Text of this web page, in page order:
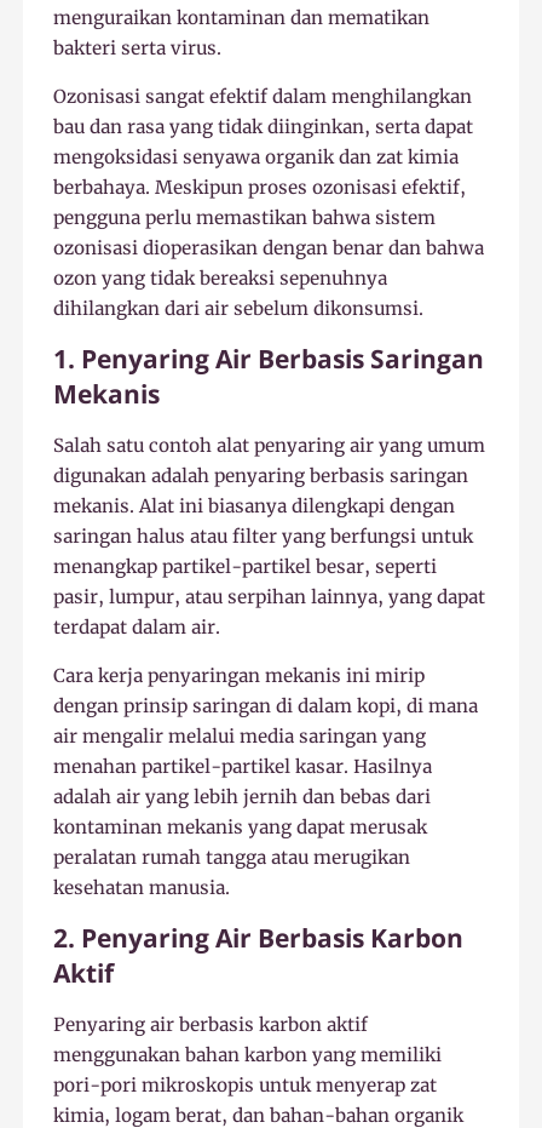
menguraikan kontaminan dan mematikan
bakteri serta virus.
Ozonisasi sangat efektif dalam menghilangkan
bau dan rasa yang tidak diinginkan, serta dapat
mengoksidasi senyawa organik dan zat kimia
berbahaya. Meskipun proses ozonisasi efektif,
pengguna perlu memastikan bahwa sistem
ozonisasi dioperasikan dengan benar dan bahwa
ozon yang tidak bereaksi sepenuhnya
dihilangkan dari air sebelum dikonsumsi.
1. Penyaring Air Berbasis Saringan
Mekanis
Salah satu contoh alat penyaring air yang umum
digunakan adalah penyaring berbasis saringan
mekanis. Alat ini biasanya dilengkapi dengan
saringan halus atau filter yang berfungsi untuk
menangkap partikel-partikel besar, seperti
pasir, lumpur, atau serpihan lainnya, yang dapat
terdapat dalam air.
Cara kerja penyaringan mekanis ini mirip
dengan prinsip saringan di dalam kopi, di mana
air mengalir melalui media saringan yang
menahan partikel-partikel kasar. Hasilnya
adalah air yang lebih jernih dan bebas dari
kontaminan mekanis yang dapat merusak
peralatan rumah tangga atau merugikan
kesehatan manusia.
2. Penyaring Air Berbasis Karbon
Aktif
Penyaring air berbasis karbon aktif
menggunakan bahan karbon yang memiliki
pori-pori mikroskopis untuk menyerap zat
kimia, logam berat, dan bahan-bahan organik